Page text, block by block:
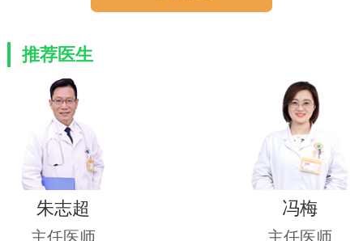
推荐医生
朱志超
主任医师
冯梅
主任医师